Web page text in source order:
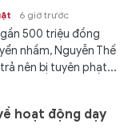
6 giờ trước
500 triệu đồng
nhầm, Nguyễn Thế
nên bị tuyên phạt...
hoạt động dạy